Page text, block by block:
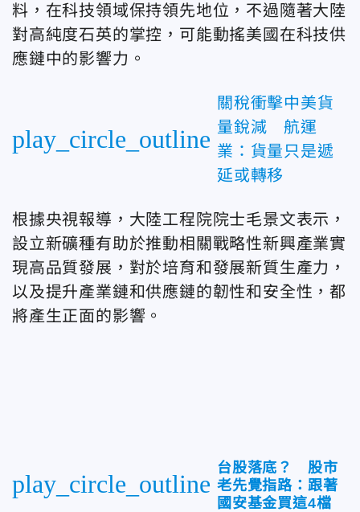
料，在科技領域保持領先地位，不過隨著大陸
對高純度石英的掌控，可能動搖美國在科技供
應鏈中的影響力。
play_circle_outline
關稅衝擊中美貨
量銳減 航運
業：貨量只是遞
延或轉移
根據央視報導，大陸工程院院士毛景文表示，
設立新礦種有助於推動相關戰略性新興產業實
現高品質發展，對於培育和發展新質生產力，
以及提升產業鏈和供應鏈的韌性和安全性，都
將產生正面的影響。
play_circle_outline
台股落底？ 股市
老先覺指路：跟著
國安基金買這4檔